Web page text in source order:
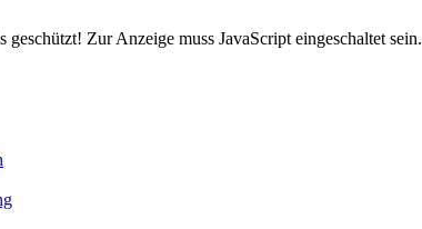
Zur Anzeige muss JavaScript eingeschaltet sein.